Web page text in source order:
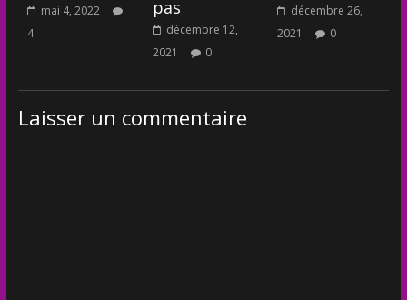
mai 4, 2022
4
pas
décembre 12,
2021
0
décembre 26,
2021
0
Laisser un commentaire